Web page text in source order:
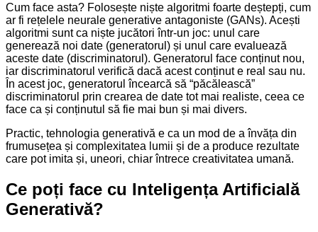
Cum face asta? Folosește niște algoritmi foarte deștepți, cum
ar fi rețelele neurale generative antagoniste (GANs). Acești
algoritmi sunt ca niște jucători într-un joc: unul care
generează noi date (generatorul) și unul care evaluează
aceste date (discriminatorul). Generatorul face conținut nou,
iar discriminatorul verifică dacă acest conținut e real sau nu.
În acest joc, generatorul încearcă să “păcălească”
discriminatorul prin crearea de date tot mai realiste, ceea ce
face ca și conținutul să fie mai bun și mai divers.
Practic, tehnologia generativă e ca un mod de a învăța din
frumusețea și complexitatea lumii și de a produce rezultate
care pot imita și, uneori, chiar întrece creativitatea umană.
Ce poți face cu Inteligența Artificială
Generativă?